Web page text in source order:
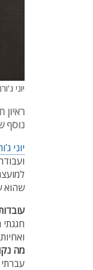
יוני
ראיון
נוסף
יוני
שהוא
מה